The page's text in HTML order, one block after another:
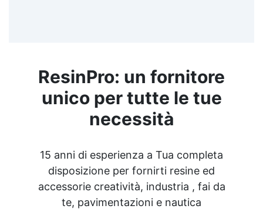
ResinPro: un fornitore
unico per tutte le tue
necessità
15 anni di esperienza a Tua completa
disposizione per fornirti resine ed
accessorie creatività, industria , fai da
te, pavimentazioni e nautica